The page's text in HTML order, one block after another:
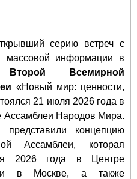
серию встреч с
массовой информации в
Второй Всемирной
«Новый мир: ценности,
21 июля 2026 года в
Ассамблеи Народов Мира.
представили концепцию
Ассамблеи, которая
2026 года в Центре
в Москве, а также